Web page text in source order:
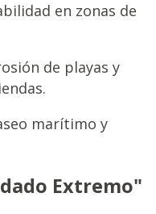
en zonas de
de playas y
marítimo y
Extremo"